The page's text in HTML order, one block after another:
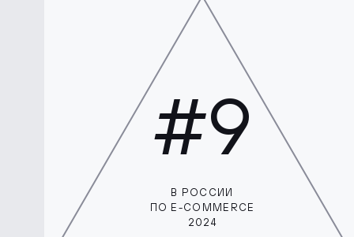
#9
В РОССИИ
ПО E-COMMERCE
2024